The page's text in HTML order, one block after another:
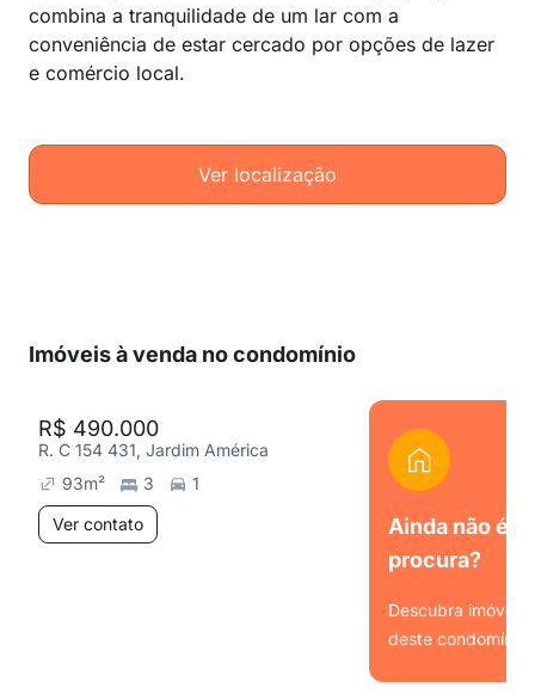
combina a tranquilidade de um lar com a
conveniência de estar cercado por opções de lazer
e comércio local.
Ver localização
Imóveis à venda no condomínio
R$ 490.000
R. C 154 431, Jardim América
93m² 3
1
Ver contato
Ainda não é
procura?
Descubra imóveis
deste condomínio.